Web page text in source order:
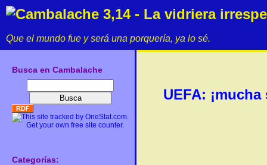
Cambalache 3,14 - La vidriera
Que el mundo fue y será una porquería, ya lo sé.
UEFA:
Busca en Cambalache
Categorías: